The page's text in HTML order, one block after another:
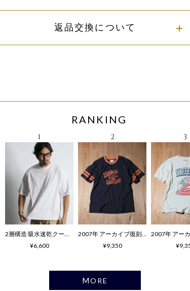
返品交換について
RANKING
2層構造 吸水速乾クールマックス リラックス Tシャツ
¥6,600
2007年 アーカイブ復刻TEE ハスキー柄
¥9,350
MORE